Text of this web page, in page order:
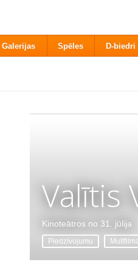
Galerijas Spēles D-biedri
Valītis
Kinoteātros no 31. jūlija
Piedzīvojumu